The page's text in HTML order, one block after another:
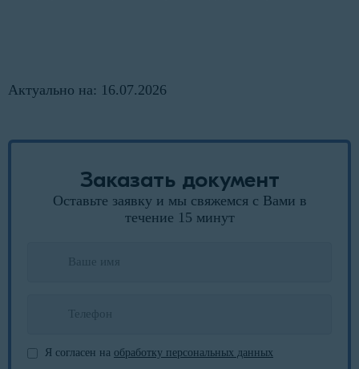
Актуально на: 16.07.2026
Заказать документ
Оставьте заявку и мы свяжемся с Вами в
течение 15 минут
Я согласен на обработку персональных данных